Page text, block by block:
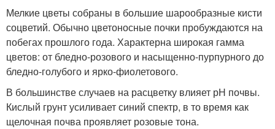
Мелкие цветы собраны в большие шарообразные кисти
соцветий. Обычно цветоносные почки пробуждаются на
побегах прошлого года. Характерна широкая гамма
цветов: от бледно-розового и насыщенно-пурпурного до
бледно-голубого и ярко-фиолетового.
В большинстве случаев на расцветку влияет рН почвы.
Кислый грунт усиливает синий спектр, в то время как
щелочная почва проявляет розовые тона.